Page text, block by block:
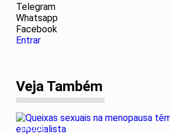
Telegram
Whatsapp
Facebook
Entrar
Veja Também
SAÚDE